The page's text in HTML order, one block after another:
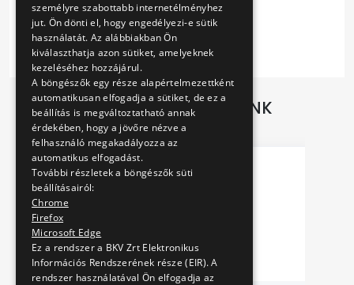
TOVÁBBI AJÁNLATAINK
személyre szabottabb internetélményhez
jut. Ön dönti el, hogy engedélyezi-e sütik
használatát. Az alábbiakban Ön
kiválaszthatja azon sütiket, amelyeknek
kezeléséhez hozzájárul.
A böngészők egy része alapértelmezettként
automatikusan elfogadja a sütiket, de ez a
beállítás is megváltoztatható annak
érdekében, hogy a jövőre nézve a
felhasználó megakadályozza az
automatikus elfogadást.
További részletek a böngészők süti
beállításairól:
Chrome
Firefox
Microsoft Edge
Ez a rendszer a BKV Zrt Elektronikus
Információs Rendszerének része (EIR). A
rendszer használatával Ön elfogadja az